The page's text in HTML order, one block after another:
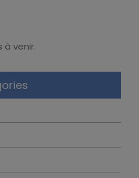
à venir.